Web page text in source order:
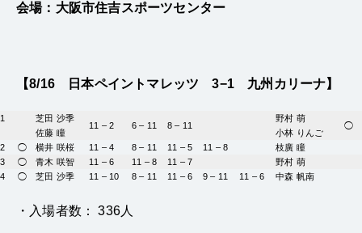
会場：大阪市住吉スポーツセンター
【8/16 日本ペイントマレッツ 3−1 九州カリーナ】
1 芝田 沙季
11 – 2 6 – 11 8 – 11
野村 萌
◯
佐藤 瞳
小林 りんご
2
◯ 横井 咲桜 11 – 4 8 – 11 11 – 5 11 – 8
枝廣 瞳
3
◯ 青木 咲智 11 – 6 11 – 8 11 – 7
野村 萌
4
◯ 芝田 沙季 11 – 10 8 – 11 11 – 6 9 – 11 11 – 6 中森 帆南
・入場者数： 336人